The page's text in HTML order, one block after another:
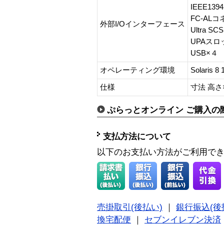
外部I/Oインターフェース
FC-ALコ
Ultra
UPAスロ
USB×４
オペレーティング環境 Solaris 8
仕様 寸法 高
ぷらっとオンライン ご購入の
支払方法について
以下のお支払い方法がご利用で
売掛取引(後払い)
銀行振込(後
換宅配便
セブンイレブン決済